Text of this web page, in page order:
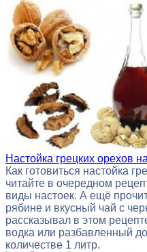
Настойка грецких орехов
Как готовиться настойка
читайте в очередном
виды настоек. А ещё
рябине и вкусный чай с
рассказывал в этом
водка или разбавленный
количестве 1 литр.